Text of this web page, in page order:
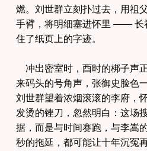
燃。刘世群立刻扑过去，用祖
手臂，将明细塞进怀里 —— 长
住了纸页上的字迹。
冲出密室时，酉时的梆子声
来码头的号角声，张御史脸色
刘世群望着浓烟滚滚的李府，
发烫的锉刀，忽然明白：这场
据，而是与时间赛跑，与李
秒的拖延，都可能让十年沉冤